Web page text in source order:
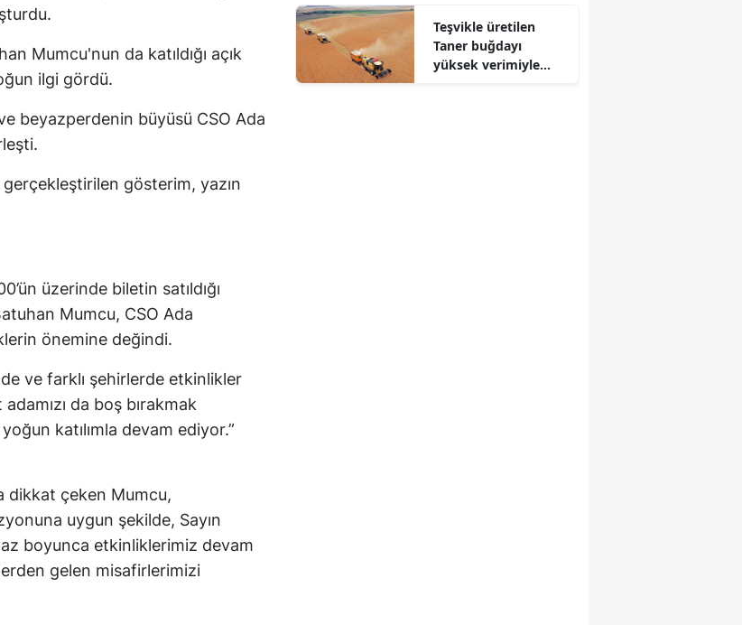
Edirne
Erzurum
Giresun
Gümüşhane
Hatay
Isparta
İstanbul
İzmir
Kars
Mumcu'nun da katıldığı açık
ilgi gördü.
beyazperdenin büyüsü CSO Ada
gösterim, yazın
üzerinde biletin satıldığı
Mumcu, CSO Ada
önemine değindi.
ve farklı şehirlerde etkinlikler
da boş bırakmak
katılımla devam ediyor.”
dikkat çeken Mumcu,
uygun şekilde, Sayın
boyunca etkinliklerimiz devam
gelen misafirlerimizi
Teşvikle üretilen
Taner buğdayı
yüksek verimiyle